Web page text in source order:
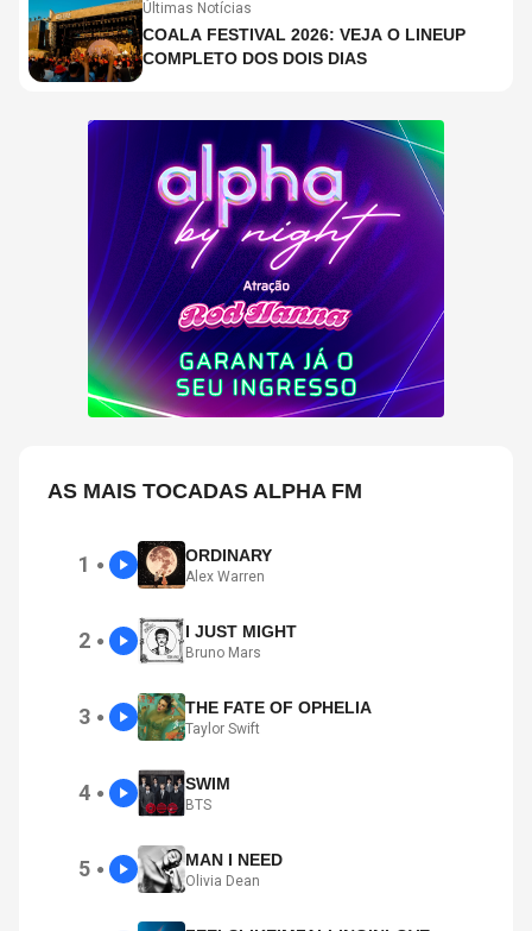
Últimas Notícias
COALA FESTIVAL 2026: VEJA O LINEUP
COMPLETO DOS DOIS DIAS
AS MAIS TOCADAS ALPHA FM
1 ● ORDINARY
Alex Warren
2 ● I JUST MIGHT
Bruno Mars
3 ● THE FATE OF OPHELIA
Taylor Swift
4 ● SWIM
BTS
5 ● MAN I NEED
Olivia Dean